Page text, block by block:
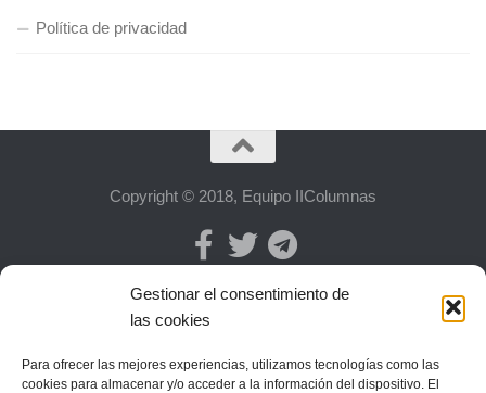
Gestionar el consentimiento de
las cookies
Para ofrecer las mejores experiencias, utilizamos tecnologías como las
cookies para almacenar y/o acceder a la información del dispositivo. El
Política de privacidad
Copyright © 2018, Equipo IIColumnas